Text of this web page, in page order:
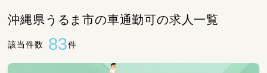
沖縄県うるま市の車通勤可の求人一覧
該当件数 83件